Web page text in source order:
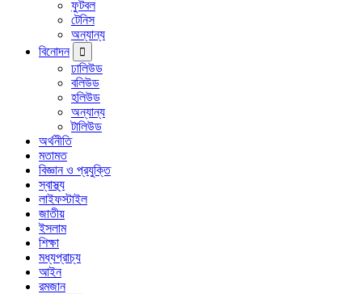
ফুটবল
টেনিস
অন্যান্য
বিনোদন
ঢালিউড
বলিউড
হলিউড
অন্যান্য
টালিউড
অর্থনীতি
মতামত
বিজ্ঞান ও প্রযুক্তি
স্বাস্থ্য
লাইফস্টাইল
জাতীয়
ইসলাম
শিক্ষা
মধ্যপ্রাচ্য
আইন
রমজান